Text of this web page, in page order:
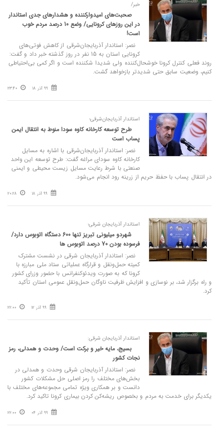
خبر/
صحبت‌های امیدوارکننده و هشدارهای جدی استاندار
در این روزهای کرونایی/ وضع 10 درصد مردم خوب
است!
نصر: استاندار آذربایجان‌شرقی از کاهش فوتی‌های
کرونایی استان به 15 نفر در روز گذشته خبر داد و گفت:
روند فعلی کنترل کرونا خوشحال‌کننده ولی شدیدا شکننده است و اگر کمی بی‌احتیاطی
کنیم، وضعیت سابق حتی شدیدتر بازخواهد گشت.
99 آذر 18 23:40
استاندار آذربایجان‌شرقی؛
طرح توسعه کارخانه کاوه سودا منوط به انتقال ایمن
پساب است
نصر: استاندار آذربایجان‌شرقی با اشاره به مسایل
کارخانه کاوه سودای مراغه گفت: طرح توسعه این واحد
صنعتی با شرط رعایت مسایل زیست محیطی و ایمنی
در انتقال پساب با حفظ حریم از زرینه رود انجام می‌شود.
99 آذر 18 20:28
استاندار آذربایجان شرقی؛
شهردو میلیونی تبریز تنها 600 دستگاه اتوبوس دارد/
فرسوده بودن 70 درصد اتوبوس ها
نصر: استاندار آذربایجان شرقی در نشست مشترک
کمیته حمل‌ونقل و قرارگاه عملیاتی ستاد ملی مبارزه با
کرونا که به صورت ویدئوکنفرانس با حضور وزرای کشور
و راه برگزار شد، بر نوسازی و افزایش ظرفیت ناوگان حمل‌ونقل عمومی استان تأکید
کرد.
99 آذر 12 22:00
استاندار آذربایجان شرقی:
بسیج، مایه خیر و برکت است/ وحدت و همدلی، رمز
نجات کشور
نصر: استاندار آذربایجان شرقی وحدت و همدلی در
بخش‌های مختلف را رمز اصلی حل مشکلات کشور
دانست و بر همکاری ویژه تمامی مجموعه‌های مختلف با
یکدیگر برای خدمت به مردم و بخصوص ریشه‌کن کردن بیماری کرونا تاکید کرد.
99 آذر 04 22:00